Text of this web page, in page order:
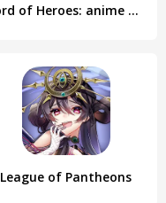
Lord of Heroes: anime games
League of Pantheons